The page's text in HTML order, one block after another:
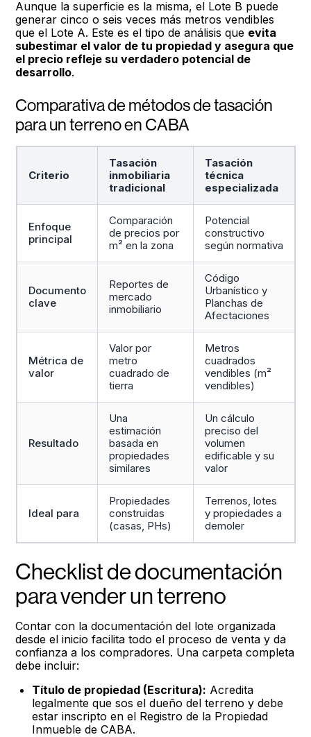
Aunque la superficie es la misma, el Lote B puede
generar cinco o seis veces más metros vendibles
que el Lote A. Este es el tipo de análisis que evita
subestimar el valor de tu propiedad y asegura que
el precio refleje su verdadero potencial de
desarrollo.
Comparativa de métodos de tasación
para un terreno en CABA
Criterio
Tasación
inmobiliaria
tradicional
Tasación
técnica
especializada
Enfoque
principal
Comparación
de precios por
m² en la zona
Potencial
constructivo
según normativa
Documento
clave
Reportes de
mercado
inmobiliario
Código
Urbanístico y
Planchas de
Afectaciones
Métrica de
valor
Valor por
metro
cuadrado de
tierra
Metros
cuadrados
vendibles (m²
vendibles)
Resultado
Una
estimación
basada en
propiedades
similares
Un cálculo
preciso del
volumen
edificable y su
valor
Ideal para
Propiedades
construidas
(casas, PHs)
Terrenos, lotes
y propiedades a
demoler
Checklist de documentación
para vender un terreno
Contar con la documentación del lote organizada
desde el inicio facilita todo el proceso de venta y da
confianza a los compradores. Una carpeta completa
debe incluir:
Título de propiedad (Escritura): Acredita
legalmente que sos el dueño del terreno y debe
estar inscripto en el Registro de la Propiedad
Inmueble de CABA.